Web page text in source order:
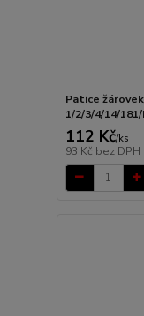
Patice
1/2/3/4/14/
112 Kč/ks
93 Kč bez DPH